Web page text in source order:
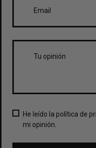
He leído la política de
mi opinión.